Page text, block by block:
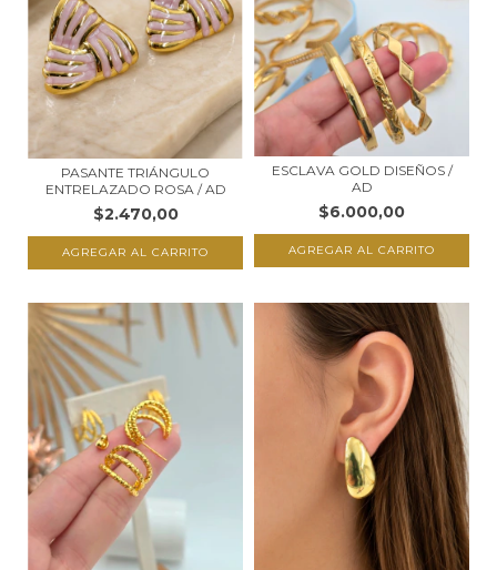
PASANTE TRIÁNGULO
ENTRELAZADO ROSA / AD
$2.470,00
ESCLAVA GOLD DISEÑOS /
AD
$6.000,00